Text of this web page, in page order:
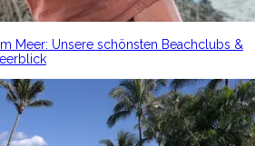
Meer: Unsere schönsten Beachclubs &